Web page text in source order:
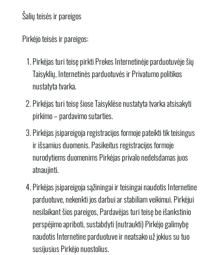
Šalių teisės ir pareigos
Pirkėjo teisės ir pareigos:
Pirkėjas turi teisę pirkti Prekes Internetinėje parduotuvėje šių
Taisyklių, Internetinės parduotuvės ir Privatumo politikos
nustatyta tvarka.
Pirkėjas turi teisę šiose Taisyklėse nustatyta tvarka atsisakyti
pirkimo – pardavimo sutarties.
Pirkėjas įsipareigoja registracijos formoje pateikti tik teisingus
ir išsamius duomenis. Pasikeitus registracijos formoje
nurodytiems duomenims Pirkėjas privalo nedelsdamas juos
atnaujinti.
Pirkėjas įsipareigoja sąžiningai ir teisingai naudotis Internetine
parduotuve, nekenkti jos darbui ar stabiliam veikimui. Pirkėjui
nesilaikant šios pareigos, Pardavėjas turi teisę be išankstinio
perspėjimo apriboti, sustabdyti (nutraukti) Pirkėjo galimybę
naudotis Internetine parduotuve ir neatsako už jokius su tuo
susijusius Pirkėjo nuostolius.